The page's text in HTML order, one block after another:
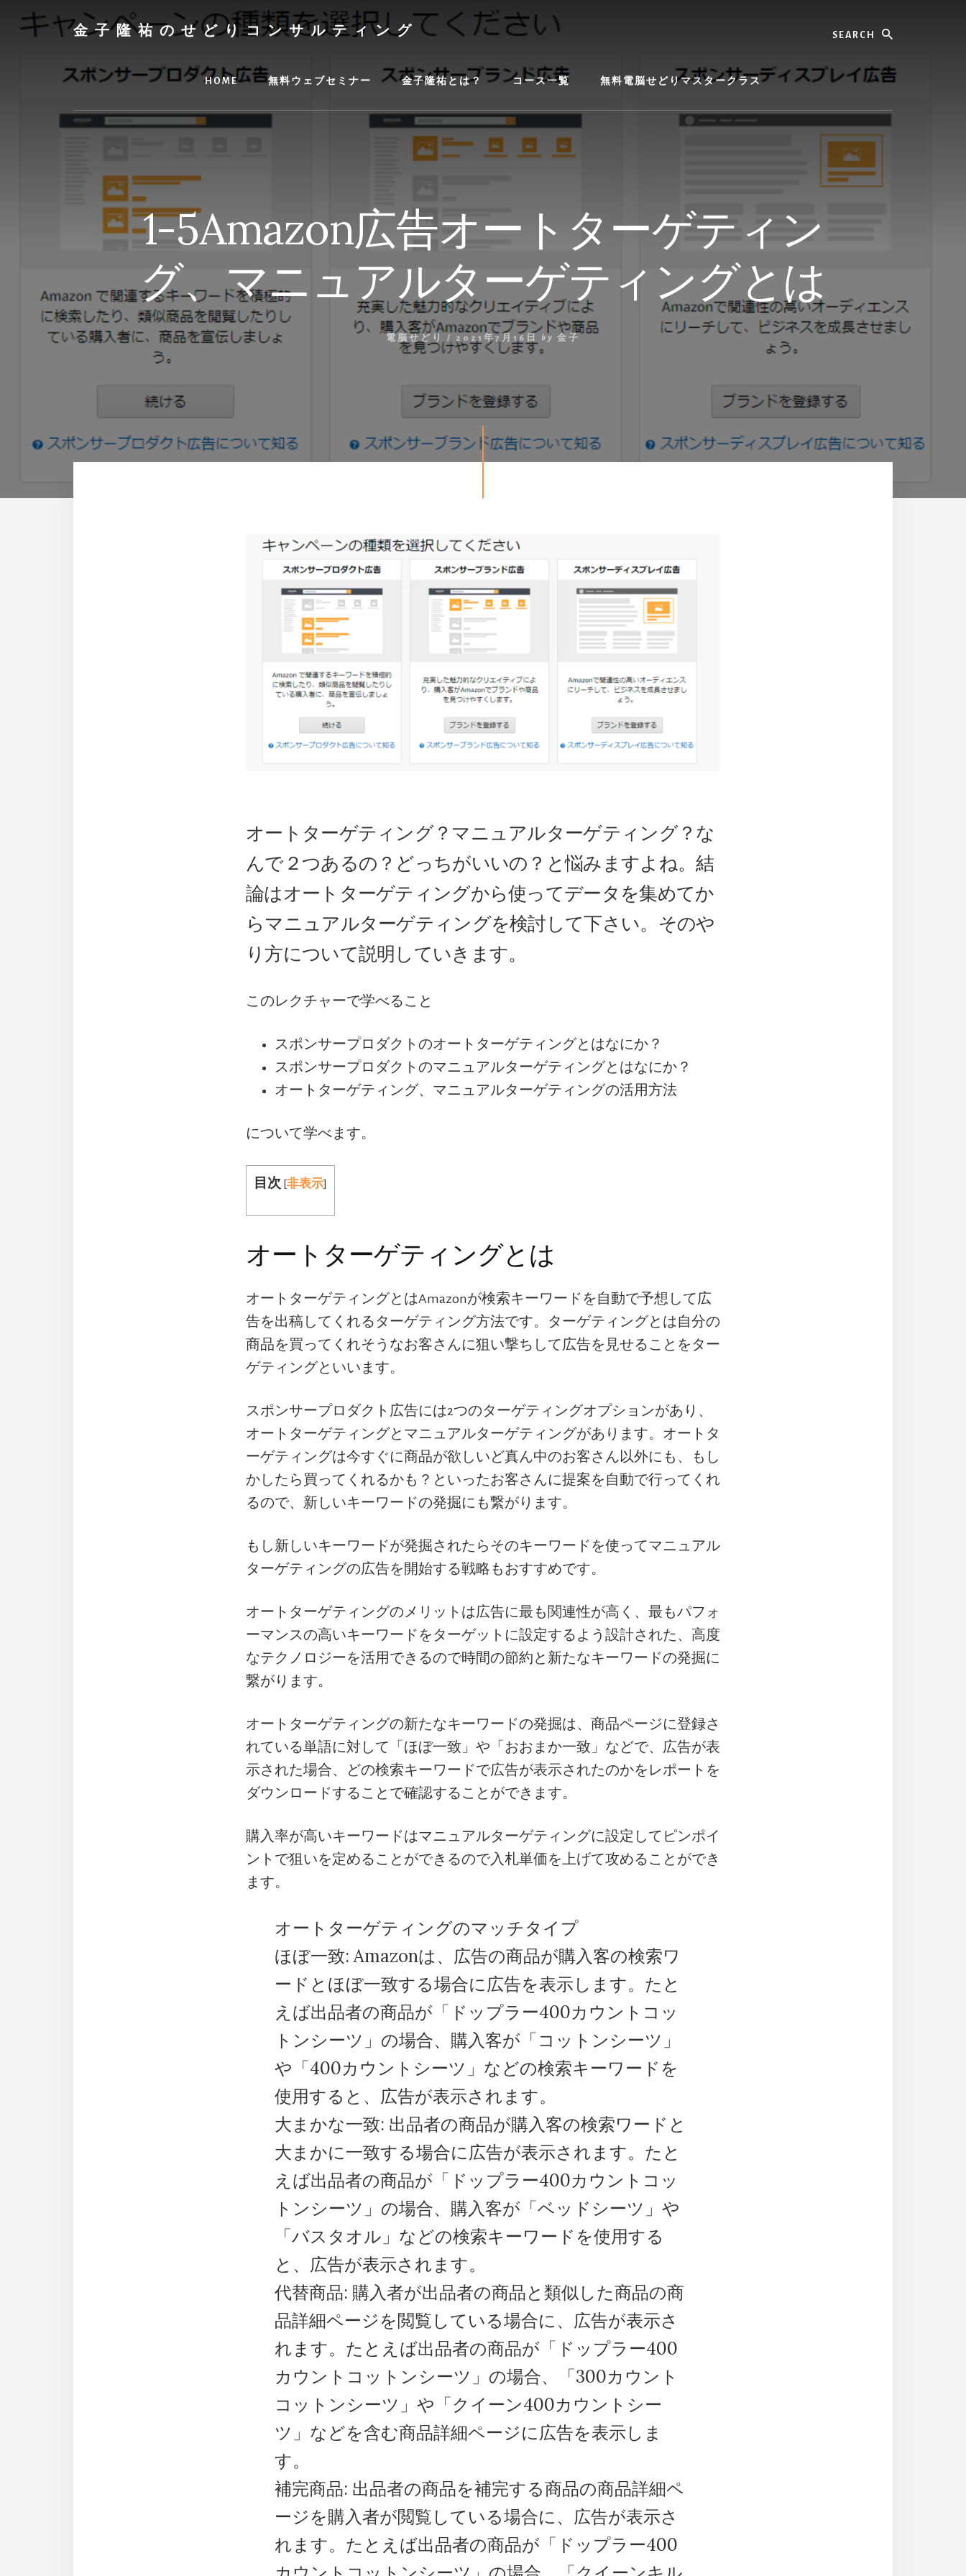
content
金子隆祐のせどりコンサルティング
HOME 無料ウェブセミナー 金子隆祐とは？ コース一覧 無料電脳せどりマスタークラス
1-5Amazon広告オートターゲティン
グ、マニュアルターゲティングとは
電脳せどり / 2021年7月16日 by 金子
オートターゲティング？マニュアルターゲティング？な
んで２つあるの？どっちがいいの？と悩みますよね。結
論はオートターゲティングから使ってデータを集めてか
らマニュアルターゲティングを検討して下さい。そのや
り方について説明していきます。
このレクチャーで学べること
スポンサープロダクトのオートターゲティングとはなにか？
スポンサープロダクトのマニュアルターゲティングとはなにか？
オートターゲティング、マニュアルターゲティングの活用方法
について学べます。
目次 [非表示]
オートターゲティングとは
オートターゲティングとはAmazonが検索キーワードを自動で予想して広
告を出稿してくれるターゲティング方法です。ターゲティングとは自分の
商品を買ってくれそうなお客さんに狙い撃ちして広告を見せることをター
ゲティングといいます。
スポンサープロダクト広告には2つのターゲティングオプションがあり、
オートターゲティングとマニュアルターゲティングがあります。オートタ
ーゲティングは今すぐに商品が欲しいど真ん中のお客さん以外にも、もし
かしたら買ってくれるかも？といったお客さんに提案を自動で行ってくれ
るので、新しいキーワードの発掘にも繋がります。
もし新しいキーワードが発掘されたらそのキーワードを使ってマニュアル
ターゲティングの広告を開始する戦略もおすすめです。
オートターゲティングのメリットは広告に最も関連性が高く、最もパフォ
ーマンスの高いキーワードをターゲットに設定するよう設計された、高度
なテクノロジーを活用できるので時間の節約と新たなキーワードの発掘に
繋がります。
オートターゲティングの新たなキーワードの発掘は、商品ページに登録さ
れている単語に対して「ほぼ一致」や「おおまか一致」などで、広告が表
示された場合、どの検索キーワードで広告が表示されたのかをレポートを
ダウンロードすることで確認することができます。
購入率が高いキーワードはマニュアルターゲティングに設定してピンポイ
ントで狙いを定めることができるので入札単価を上げて攻めることができ
ます。
オートターゲティングのマッチタイプ
ほぼ一致: Amazonは、広告の商品が購入客の検索ワ
ードとほぼ一致する場合に広告を表示します。たと
えば出品者の商品が「ドップラー400カウントコッ
トンシーツ」の場合、購入客が「コットンシーツ」
や「400カウントシーツ」などの検索キーワードを
使用すると、広告が表示されます。
大まかな一致: 出品者の商品が購入客の検索ワードと
大まかに一致する場合に広告が表示されます。たと
えば出品者の商品が「ドップラー400カウントコッ
トンシーツ」の場合、購入客が「ベッドシーツ」や
「バスタオル」などの検索キーワードを使用する
と、広告が表示されます。
代替商品: 購入者が出品者の商品と類似した商品の商
品詳細ページを閲覧している場合に、広告が表示さ
れます。たとえば出品者の商品が「ドップラー400
カウントコットンシーツ」の場合、「300カウント
コットンシーツ」や「クイーン400カウントシー
ツ」などを含む商品詳細ページに広告を表示しま
す。
補完商品: 出品者の商品を補完する商品の商品詳細ペ
ージを購入者が閲覧している場合に、広告が表示さ
れます。たとえば出品者の商品が「ドップラー400